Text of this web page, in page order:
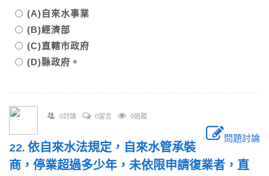
(A)自來水事業
(B)經濟部
(C)直轄市政府
(D)縣政府。
0討論 0留言 0追蹤
問題討論
22. 依自來水法規定，自來水管承裝
商，停業超過多少年，未依限申請復業者，直